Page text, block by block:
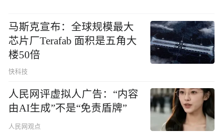
马斯克宣布：全球规模最大
芯片厂Terafab 面积是五角大
楼50倍
快科技
人民网评虚拟人广告：“内容
由AI生成”不是“免责盾牌”
人民网观点